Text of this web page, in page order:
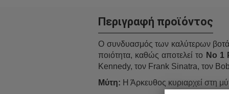
Περιγραφή προϊόντος
Ο συνδυασμός των καλύτερων
ποιότητα, καθώς αποτελεί το Νο 1
Kennedy, τον Frank Sinatra, τον
Μύτη: Η Άρκευθος κυριαρχεί στη